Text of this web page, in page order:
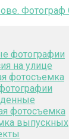
фотографии
на улице
фотосъемка
фотосъемка
выпускных